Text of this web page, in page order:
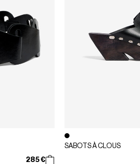
285 €
SABOTS À CLOUS